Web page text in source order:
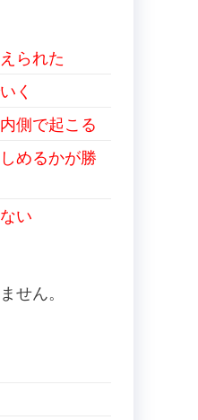
られた
く
側で起こる
めるかが勝
い
せん。